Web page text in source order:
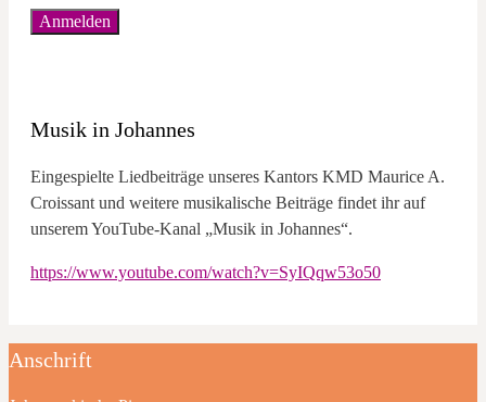
Musik in Johannes
Eingespielte Liedbeiträge unseres Kantors KMD Maurice A.
Croissant und weitere musikalische Beiträge findet ihr auf
unserem YouTube-Kanal „Musik in Johannes“.
https://www.youtube.com/watch?v=SyIQqw53o50
Anschrift